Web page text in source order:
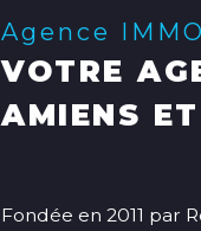
Agence
VOTRE
AMIENS
Fondée en 2011 par